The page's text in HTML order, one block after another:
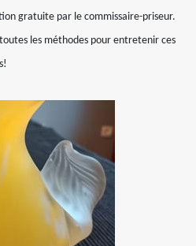
gratuite par le commissaire-priseur.
les méthodes pour entretenir ces